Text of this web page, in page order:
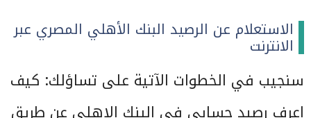
الاستعلام عن الرصيد البنك الأهلي المصري عبر
الانترنت
سنجيب في الخطوات الآتية على تساؤلك: كيف
اعرف رصيد حسابي في البنك الاهلي عن طريق